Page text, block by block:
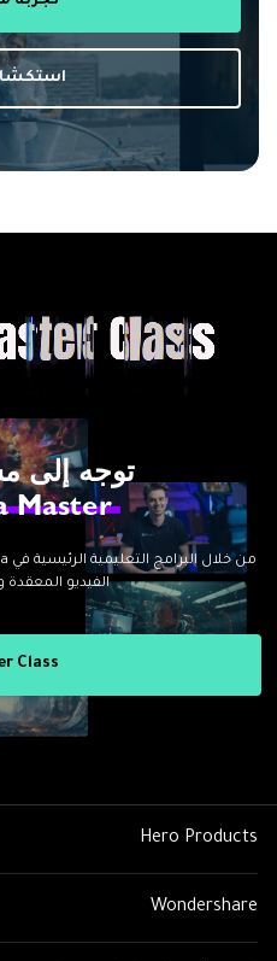
توجه إلى
Master
الفيديو
Class
Hero Products
Wondershare